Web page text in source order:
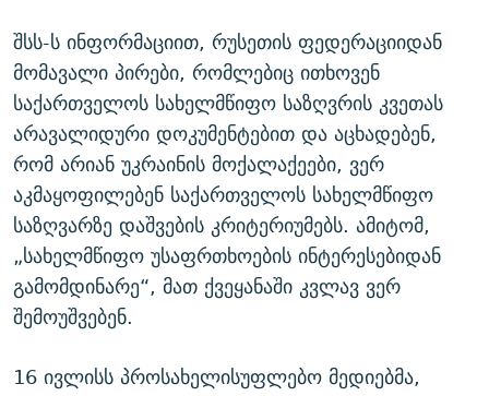
შსს-ს ინფორმაციით, რუსეთის ფედერაციიდან
მომავალი პირები, რომლებიც ითხოვენ
საქართველოს სახელმწიფო საზღვრის კვეთას
არავალიდური დოკუმენტებით და აცხადებენ,
რომ არიან უკრაინის მოქალაქეები, ვერ
აკმაყოფილებენ საქართველოს სახელმწიფო
საზღვარზე დაშვების კრიტერიუმებს. ამიტომ,
„სახელმწიფო უსაფრთხოების ინტერესებიდან
გამომდინარე“, მათ ქვეყანაში კვლავ ვერ
შემოუშვებენ.
16 ივლისს პროსახელისუფლებო მედიებმა,